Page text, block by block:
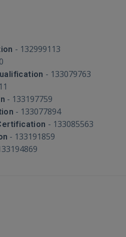
- 132999113
- 133079763
- 133197759
- 133077894
- 133085563
- 133191859